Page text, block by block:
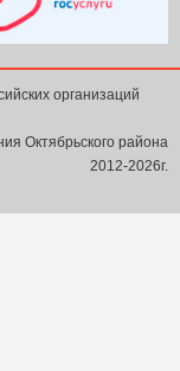
организаций
Октябрьского района
2012-2026г.